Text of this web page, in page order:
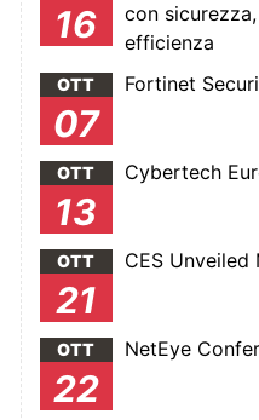
16
con
efficienza
OTT
07
Fortinet
OTT
13
Cybertech
OTT
21
CES Unveiled
OTT
22
NetEye